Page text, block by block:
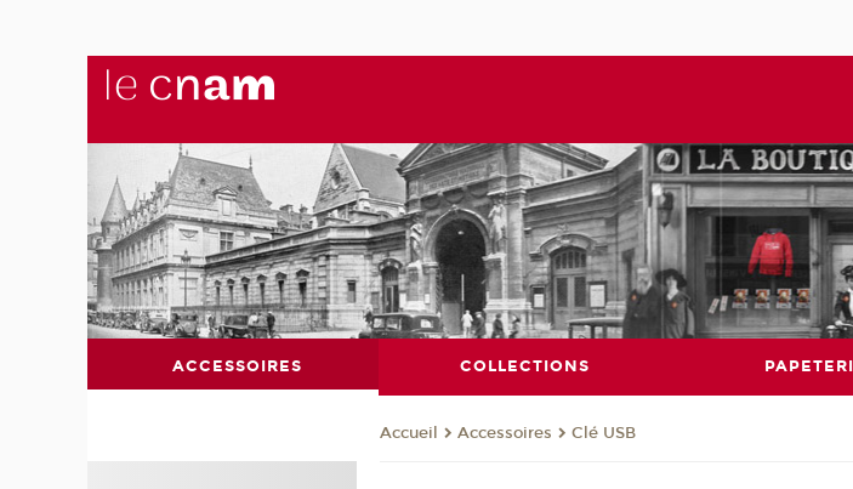
ACCESSOIRES COLLECTIONS
Accueil Accessoires Clé USB